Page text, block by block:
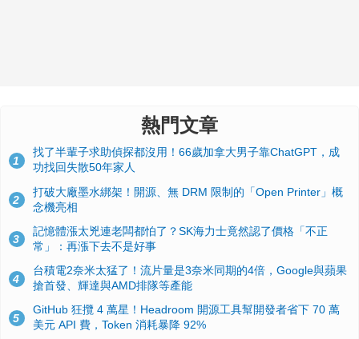
熱門文章
1
找了半輩子求助偵探都沒用！66歲加拿大男子靠ChatGPT，成
功找回失散50年家人
2
打破大廠墨水綁架！開源、無 DRM 限制的「Open Printer」概
念機亮相
3
記憶體漲太兇連老闆都怕了？SK海力士竟然認了價格「不正
常」：再漲下去不是好事
4
台積電2奈米太猛了！流片量是3奈米同期的4倍，Google與蘋果
搶首發、輝達與AMD排隊等產能
5
GitHub 狂攬 4 萬星！Headroom 開源工具幫開發者省下 70 萬
美元 API 費，Token 消耗暴降 92%